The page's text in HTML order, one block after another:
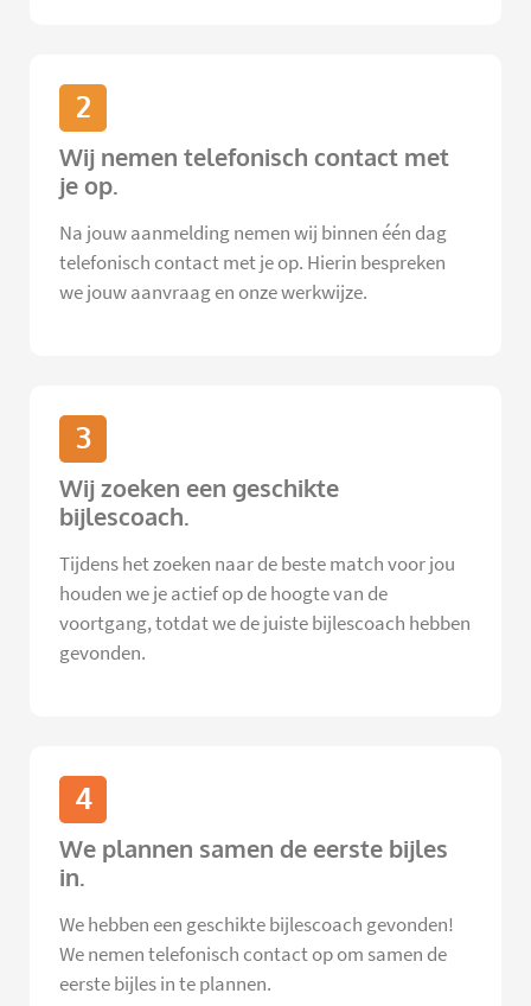
2
Wij nemen telefonisch contact met
je op.
Na jouw aanmelding nemen wij binnen één dag
telefonisch contact met je op. Hierin bespreken
we jouw aanvraag en onze werkwijze.
3
Wij zoeken een geschikte
bijlescoach.
Tijdens het zoeken naar de beste match voor jou
houden we je actief op de hoogte van de
voortgang, totdat we de juiste bijlescoach hebben
gevonden.
4
We plannen samen de eerste bijles
in.
We hebben een geschikte bijlescoach gevonden!
We nemen telefonisch contact op om samen de
eerste bijles in te plannen.